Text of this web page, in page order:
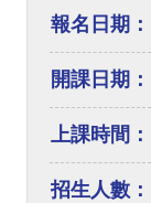
報名日期：
開課日期：
上課時間：
招生人數：